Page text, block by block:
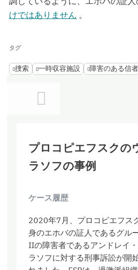
けではありません 。
タグ
捜索 一時収容施設 障害のある信者
プロコピエフスクの
ラソフの事例
ケース履歴
2020年7月、プロコピエフス
身のエホバの証人であるグル
IIの障害者であるアンドレイ
ラソフに対する刑事訴訟が開